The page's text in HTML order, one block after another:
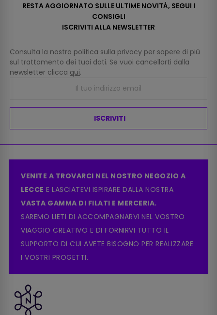
RESTA AGGIORNATO SULLE ULTIME NOVITÀ, SEGUI I
CONSIGLI
ISCRIVITI ALLA NEWSLETTER
Consulta la nostra politica sulla privacy per sapere di più
sul trattamento dei tuoi dati. Se vuoi cancellarti dalla
newsletter clicca qui.
ISCRIVITI
VENITE A TROVARCI NEL NOSTRO NEGOZIO A
LECCE E LASCIATEVI ISPIRARE DALLA NOSTRA
VASTA GAMMA DI FILATI E MERCERIA.
SAREMO LIETI DI ACCOMPAGNARVI NEL VOSTRO
VIAGGIO CREATIVO E DI FORNIRVI TUTTO IL
SUPPORTO DI CUI AVETE BISOGNO PER REALIZZARE
I VOSTRI PROGETTI.